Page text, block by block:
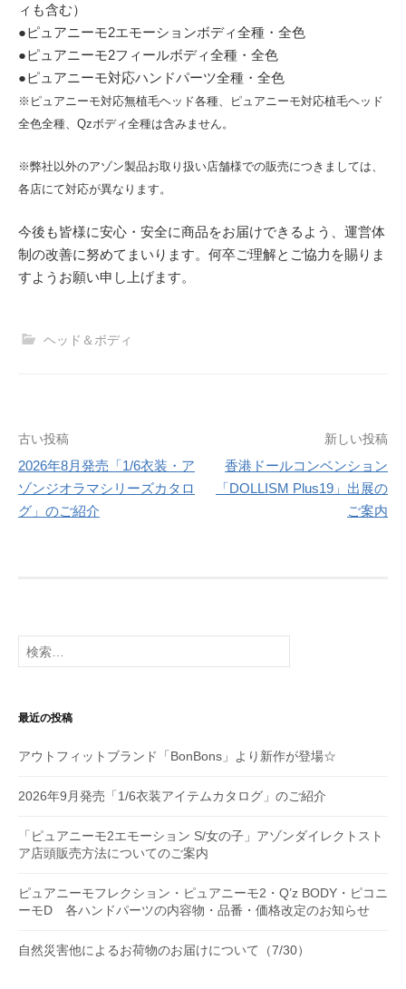
ィも含む）
●ピュアニーモ2エモーションボディ全種・全色
●ピュアニーモ2フィールボディ全種・全色
●ピュアニーモ対応ハンドパーツ全種・全色
※ピュアニーモ対応無植毛ヘッド各種、ピュアニーモ対応植毛ヘッド
全色全種、Qzボディ全種は含みません。
※弊社以外のアゾン製品お取り扱い店舗様での販売につきましては、
各店にて対応が異なります。
今後も皆様に安心・安全に商品をお届けできるよう、運営体
制の改善に努めてまいります。何卒ご理解とご協力を賜りま
すようお願い申し上げます。
ヘッド＆ボディ
投
稿
ナ
シ
ョ
ン
古い投稿
2026年8月発売「1/6衣装・ア
ゾンジオラマシリーズカタロ
グ」のご紹介
新しい投稿
香港ドールコンベンション
「DOLLISM Plus19」出展の
ご案内
検
索:
最近の投稿
アウトフィットブランド「BonBons」より新作が登場☆
2026年9月発売「1/6衣装アイテムカタログ」のご紹介
「ピュアニーモ2エモーション S/女の子」アゾンダイレクトスト
ア店頭販売方法についてのご案内
ピュアニーモフレクション・ピュアニーモ2・Q’z BODY・ピコニ
ーモD 各ハンドパーツの内容物・品番・価格改定のお知らせ
自然災害他によるお荷物のお届けについて（7/30）